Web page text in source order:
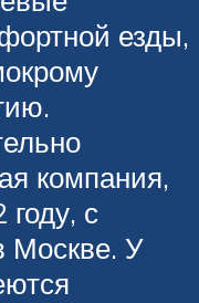
езды,
компания,
с
Москве. У